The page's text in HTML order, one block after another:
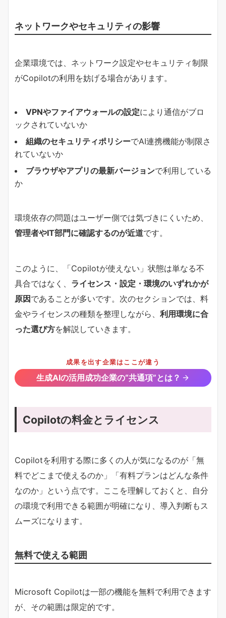
ネットワークやセキュリティの影響
企業環境では、ネットワーク設定やセキュリティ制限
がCopilotの利用を妨げる場合があります。
VPNやファイアウォールの設定により通信がブロ
ックされていないか
組織のセキュリティポリシーでAI連携機能が制限さ
れていないか
ブラウザやアプリの最新バージョンで利用している
か
環境依存の問題はユーザー側では気づきにくいため、
管理者やIT部門に確認するのが近道です。
このように、「Copilotが使えない」状態は単なる不
具合ではなく、 ライセンス・設定・環境のいずれかが
原因であることが多いです。次のセクションでは、料
金やライセンスの種類を整理しながら、 利用環境に合
った選び方を解説していきます。
成果を出す企業はここが違う
生成AIの活用成功企業の“共通項”とは？
Copilotの料金とライセンス
Copilotを利用する際に多くの人が気になるのが「無
料でどこまで使えるのか」「有料プランはどんな条件
なのか」という点です。ここを理解しておくと、自分
の環境で利用できる範囲が明確になり、導入判断もス
ムーズになります。
無料で使える範囲
Microsoft Copilotは一部の機能を無料で利用できます
が、その範囲は限定的です。